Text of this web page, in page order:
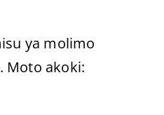
ya molimo
Moto akoki: